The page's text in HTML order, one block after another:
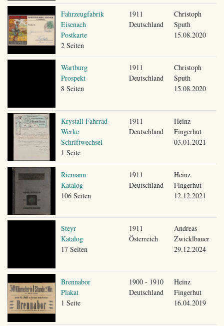
Fahrzeugfabrik
Eisenach
Postkarte
2 Seiten
1911
Deutschland
Christoph
Sputh
15.08.2020
Wartburg
Prospekt
8 Seiten
1911
Deutschland
Christoph
Sputh
15.08.2020
Krystall Fahrrad-
Werke
Schriftwechsel
1 Seite
1911
Deutschland
Heinz
Fingerhut
03.01.2021
Riemann
Katalog
106 Seiten
1911
Deutschland
Heinz
Fingerhut
12.12.2021
Steyr
Katalog
17 Seiten
1911
Österreich
Andreas
Zwicklbauer
29.12.2024
Brennabor
Plakat
1 Seite
1900 - 1910
Deutschland
Heinz
Fingerhut
16.04.2019